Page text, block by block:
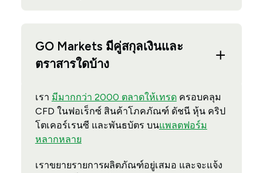
GO Markets มีคู่สกุลเงินและ
ตราสารใดบ้าง
เรา มีมากกว่า 2000 ตลาดให้เทรดครอบคลุม
CFD ในฟอเร็กซ์ สินค้าโภคภัณฑ์ ดัชนี หุ้น คริป
โตเคอร์เรนซี และพันธบัตร บนแพลตฟอร์ม
หลากหลาย
เราขยายรายการผลิตภัณฑ์อยู่เสมอ และจะแจ้ง